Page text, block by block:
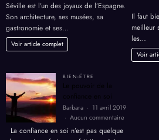
Séville
Espagne.
Séville est l’un des joyaux de l’Espagne.
Son architecture, ses musées, sa
gastronomie et ses…
Voir article complet
Il faut
meilleur
les…
Voir
BIEN-ËTRE
Le pouvoir de la
confiance en soi
Barbara
11 avril 2019
Aucun commentaire
La confiance en soi n’est pas quelque